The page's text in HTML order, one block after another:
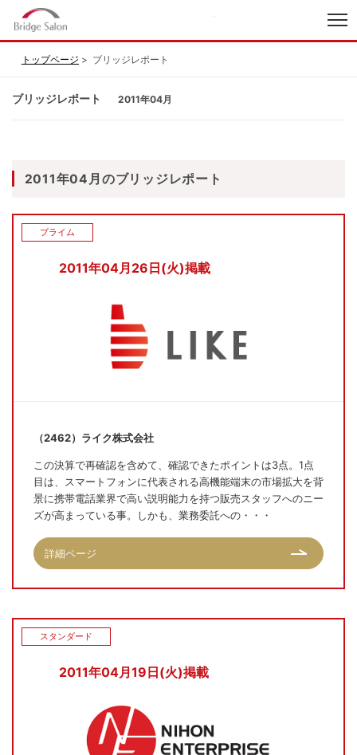
トップページ ブリッジレポート
ブリッジレポート 2011年04月
2011年04月のブリッジレポート
2011年04月26日(火)掲載
プライム
（2462）ライク株式会社
この決算で再確認を含めて、確認できたポイントは3点。1点
目は、スマートフォンに代表される高機能端末の市場拡大を背
景に携帯電話業界で高い説明能力を持つ販売スタッフへのニー
ズが高まっている事。しかも、業務委託への・・・
詳細ページ
2011年04月19日(火)掲載
スタンダード